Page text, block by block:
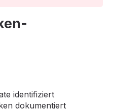
identifiziert
dokumentiert